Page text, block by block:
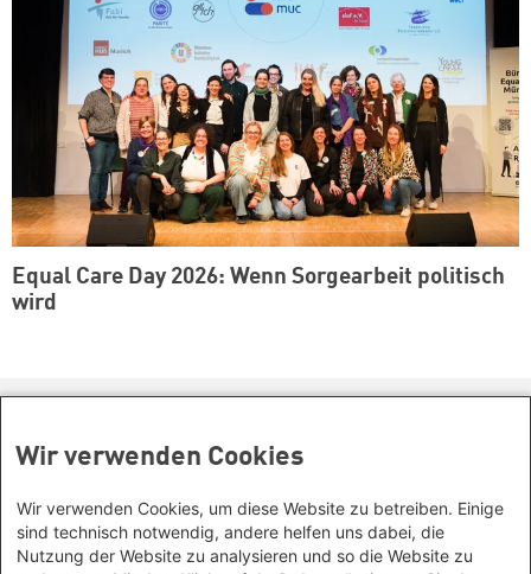
Equal Care Day 2026: Wenn Sorgearbeit politisch
wird
Bayerisches Bildungswerk für Demokratie und Ökologie
in der Heinrich-Böll-Stiftung e.V.
Social Links
Wir verwenden Cookies
Wir verwenden Cookies, um diese Website zu betreiben. Einige
sind technisch notwendig, andere helfen uns dabei, die
Nutzung der Website zu analysieren und so die Website zu